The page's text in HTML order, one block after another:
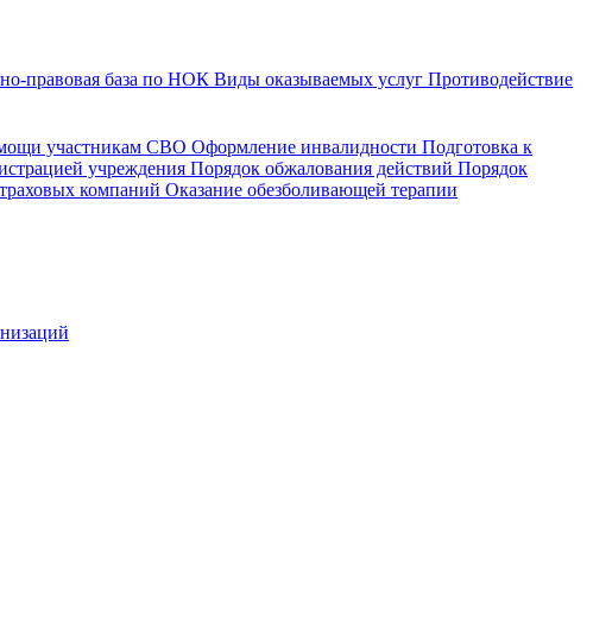
правовая база по НОК Виды оказываемых услуг Противодействие
участникам СВО Оформление инвалидности Подготовка к
учреждения Порядок обжалования действий Порядок
компаний Оказание обезболивающей терапии